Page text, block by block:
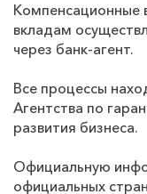
Компенсационные
вкладам
через банк-агент.
Все процессы
Агентства по
развития бизнеса.
Официальную
официальных